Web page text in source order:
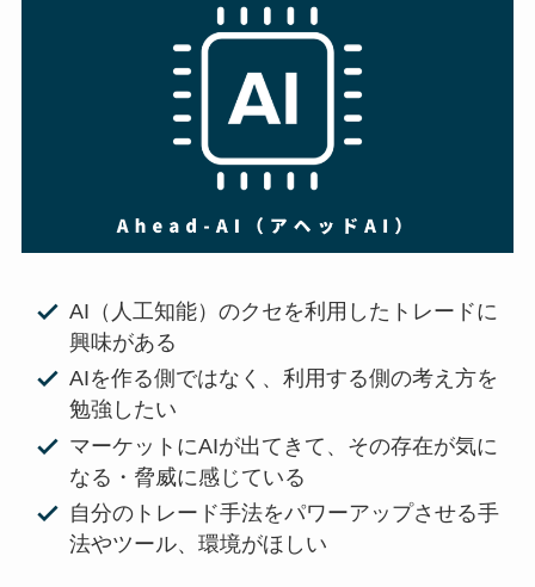
AI（人工知能）のクセを利用したトレードに
興味がある
AIを作る側ではなく、利用する側の考え方を
勉強したい
マーケットにAIが出てきて、その存在が気に
なる・脅威に感じている
自分のトレード手法をパワーアップさせる手
法やツール、環境がほしい